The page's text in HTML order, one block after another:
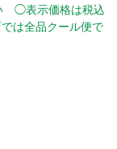
◯表示価格は税込
は全品クール便で